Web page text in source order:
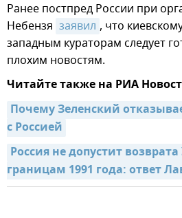
Ранее постпред России при
Небензя заявил , что
западным кураторам следует
плохим новостям.
Читайте также на РИА
Почему Зеленский
с Россией
Россия не допустит
границам 1991 года: ответ